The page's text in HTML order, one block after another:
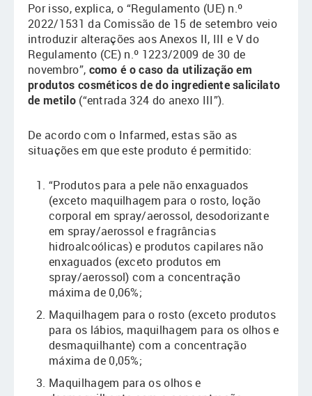
Por isso, explica, o “Regulamento (UE) n.º
2022/1531 da Comissão de 15 de setembro veio
introduzir alterações aos Anexos II, III e V do
Regulamento (CE) n.º 1223/2009 de 30 de
novembro”, como é o caso da utilização em
produtos cosméticos de do ingrediente salicilato
de metilo(“entrada 324 do anexo III”).
De acordo com o Infarmed, estas são as
situações em que este produto é permitido:
“Produtos para a pele não enxaguados
(exceto maquilhagem para o rosto, loção
corporal em spray/aerossol, desodorizante
em spray/aerossol e fragrâncias
hidroalcoólicas) e produtos capilares não
enxaguados (exceto produtos em
spray/aerossol) com a concentração
máxima de 0,06%;
Maquilhagem para o rosto (exceto produtos
para os lábios, maquilhagem para os olhos e
desmaquilhante) com a concentração
máxima de 0,05%;
Maquilhagem para os olhos e